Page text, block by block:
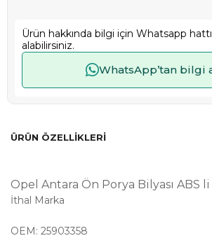
Ürün hakkında bilgi için Whatsapp
alabilirsiniz.
WhatsApp’tan bilgi
ÜRÜN ÖZELLIKLERI
Opel Antara Ön Porya Bilyası ABS li
İthal Marka
OEM: 25903358